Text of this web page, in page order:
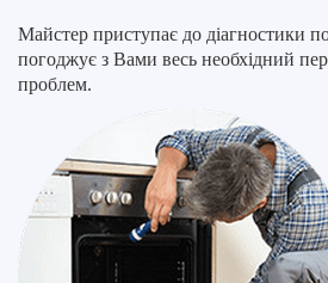
Майстер приступає до діагностики
погоджує з Вами весь необхідний
проблем.